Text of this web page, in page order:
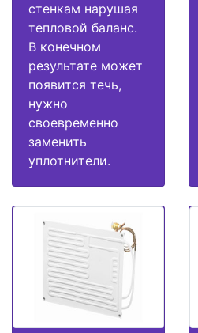
стенкам нарушая
тепловой баланс.
В конечном
результате может
появится течь,
нужно
своевременно
заменить
уплотнители.